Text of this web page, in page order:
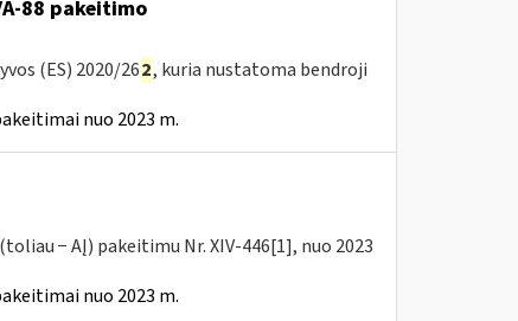
88 pakeitimo
(ES) 2020/262, kuria nustatoma bendroji
nuo 2023 m.
− AĮ) pakeitimu Nr. XIV-446[1], nuo 2023
nuo 2023 m.